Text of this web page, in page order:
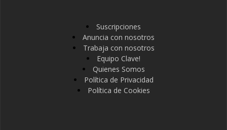
Suscripciones
Anuncia con nosotros
Trabaja con nosotros
Equipo Clave!
Quienes Somos
Política de Privacidad
Política de Cookies